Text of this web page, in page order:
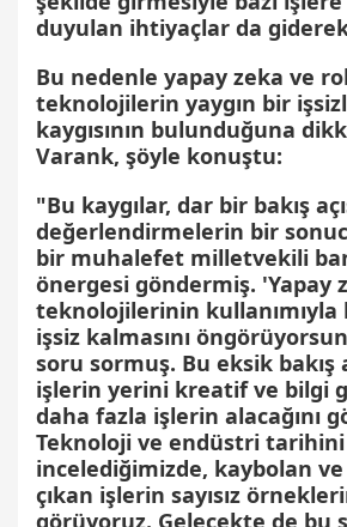
duyulan ihtiyaçlar da
Bu nedenle yapay zeka ve
teknolojilerin yaygın bir
kaygısının bulunduğuna
Varank, şöyle konuştu:
"Bu kaygılar, dar bir bakış
değerlendirmelerin bir
bir muhalefet milletvekili
önergesi göndermiş. 'Yapay
teknolojilerinin kullanımıyla
işsiz kalmasını
soru sormuş. Bu eksik bakış
işlerin yerini kreatif ve bilgi
daha fazla işlerin alacağını
Teknoloji ve endüstri tarihini
incelediğimizde, kaybolan
çıkan işlerin sayısız
görüyoruz. Gelecekte de bu